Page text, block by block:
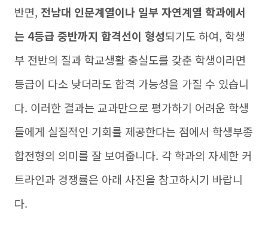
반면, 전남대 인문계열이나 일부 자연계열 학과에서
는 4등급 중반까지 합격선이 형성되기도 하여, 학생
부 전반의 질과 학교생활 충실도를 갖춘 학생이라면
등급이 다소 낮더라도 합격 가능성을 가질 수 있습니
다. 이러한 결과는 교과만으로 평가하기 어려운 학생
들에게 실질적인 기회를 제공한다는 점에서 학생부종
합전형의 의미를 잘 보여줍니다. 각 학과의 자세한 커
트라인과 경쟁률은 아래 사진을 참고하시기 바랍니
다.